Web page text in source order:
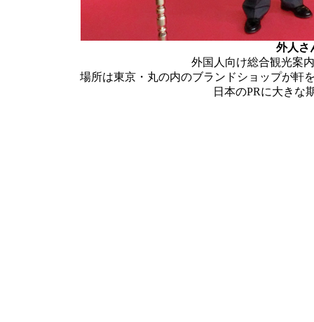
外人さ
外国人向け総合観光案
場所は東京・丸の内のブランドショップが軒
日本のPRに大きな